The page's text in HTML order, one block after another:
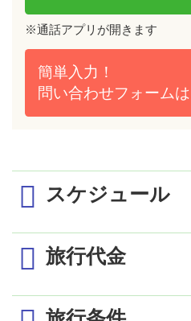
簡単入力！
問い合わせフォームは
※通話アプリが開きます
スケジュール
1日目
旅行代金